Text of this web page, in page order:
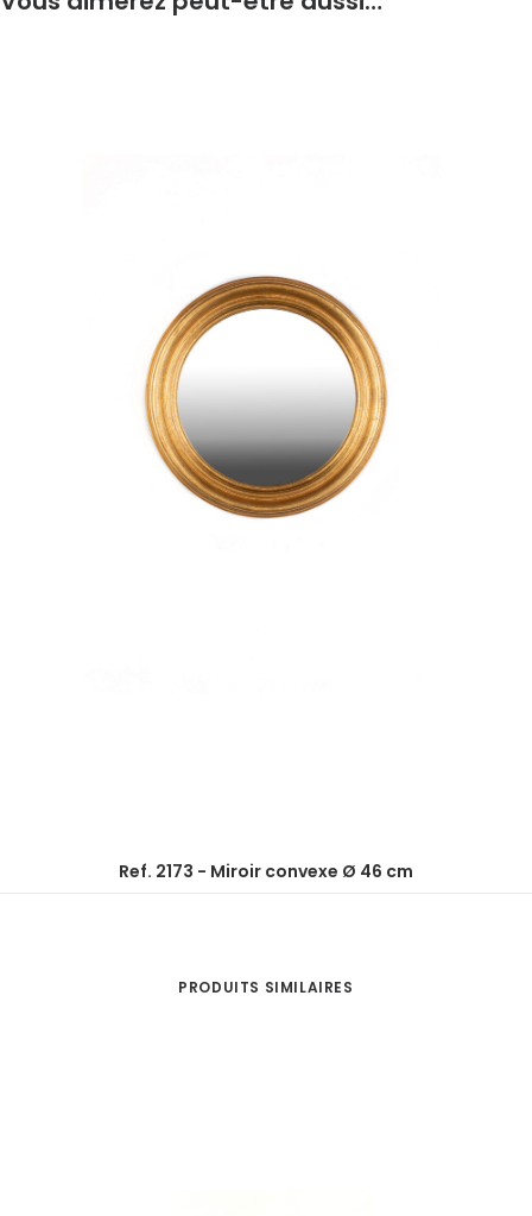
Ref. 2173 - Miroir convexe Ø 46 cm
PRODUITS SIMILAIRES